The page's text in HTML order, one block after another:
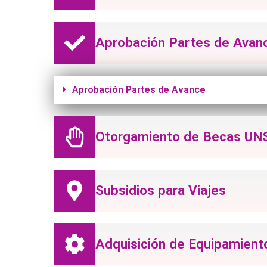
Aprobación Partes de
Aprobación Partes de Avance
Otorgamiento de Becas
Subsidios para Viajes
Adquisición de